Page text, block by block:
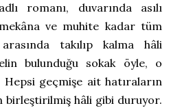
romanı, duvarında asılı
ve muhite kadar tüm
takılıp kalma hâli
bulunduğu sokak öyle, o
geçmişe ait hatıraların
birleştirilmiş hâli gibi duruyor.